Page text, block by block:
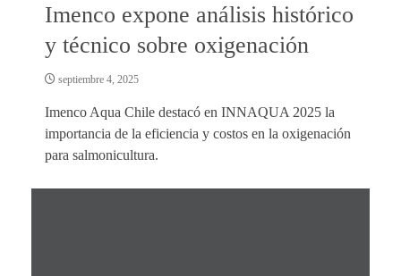
Imenco expone análisis histórico
y técnico sobre oxigenación
septiembre 4, 2025
Imenco Aqua Chile destacó en INNAQUA 2025 la
importancia de la eficiencia y costos en la oxigenación
para salmonicultura.